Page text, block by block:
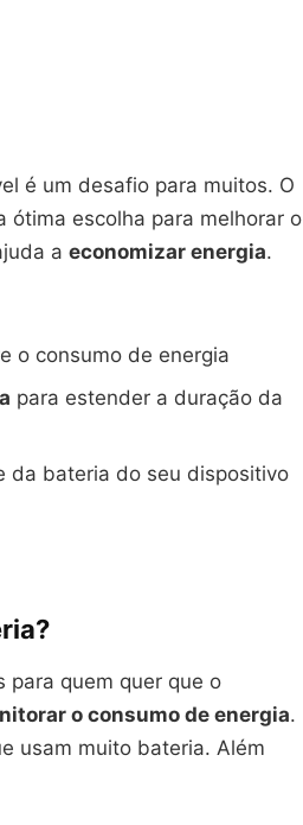
é um desafio para muitos. O
ótima escolha para melhorar o
a economizar energia.
o consumo de energia
para estender a duração da
da bateria do seu dispositivo
para quem quer que o
o consumo de energia.
usam muito bateria. Além